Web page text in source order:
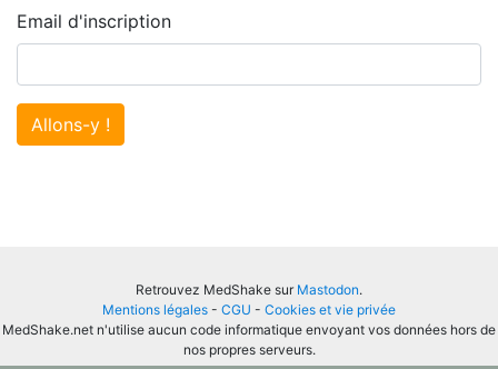
Email d'inscription
Allons-y !
Retrouvez MedShake sur Mastodon.
Mentions légales - CGU - Cookies et vie privée
MedShake.net n'utilise aucun code informatique envoyant vos données hors de
nos propres serveurs.